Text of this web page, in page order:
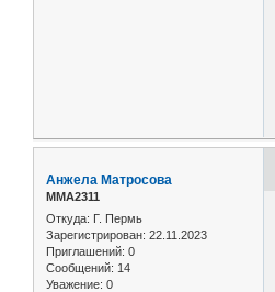
Анжела Матросова
ММА2311
Откуда: Г. Пермь
Зарегистрирован: 22.11.2023
Приглашений: 0
Сообщений: 14
Уважение: 0